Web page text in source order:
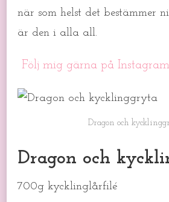
när som helst det bestämmer
är den i alla all.
Följ mig gärna på Instagram
Dragon och
Dragon och
700g kycklinglårfilé